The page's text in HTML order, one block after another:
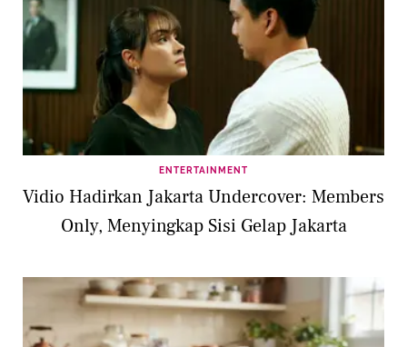
ENTERTAINMENT
Vidio Hadirkan Jakarta Undercover: Members
Only, Menyingkap Sisi Gelap Jakarta